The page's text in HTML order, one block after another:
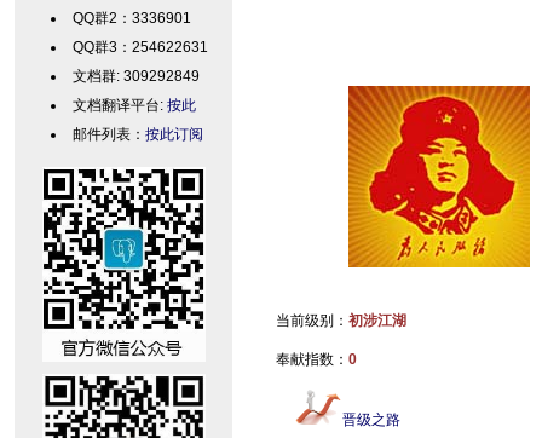
QQ群2：3336901
QQ群3：254622631
文档群: 309292849
文档翻译平台: 按此
邮件列表： 按此订阅
当前级别： 初涉江湖
奉献指数： 0
晋级之路